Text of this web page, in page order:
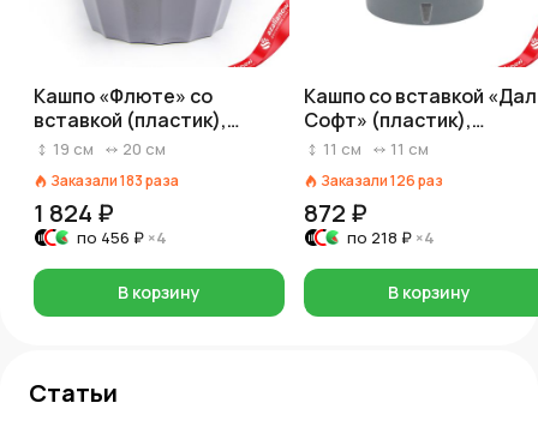
Кашпо «Флюте» со
вставкой (пластик),
D20xH19см, 4,5л, светло-
19 см 20 см
Заказали183раза
1 824 ₽
по 456 ₽ ×4
В корзину
Кашпо со вставкой
Софт» (пластик),
D11xH10,5см, 0,6л,
11 см 11 см
Заказали126раз
872 ₽
по 218 ₽ ×4
В корзину
Статьи